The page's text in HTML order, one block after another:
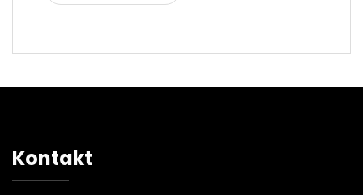
Kontakt